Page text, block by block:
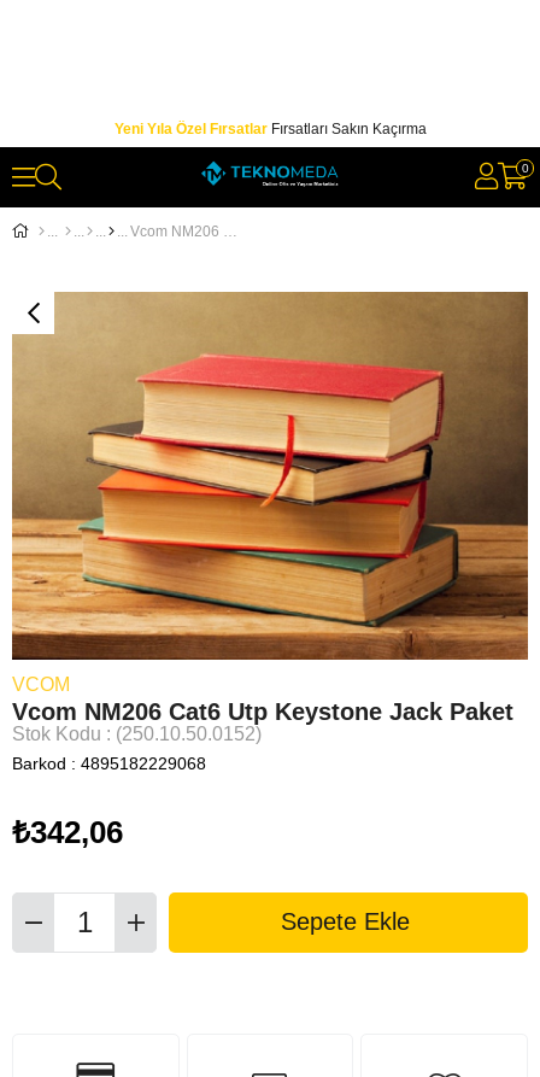
Yeni Yıla Özel FırsatlarFırsatları Sakın Kaçırma
0
Vcom NM206 Cat6 Utp Keystone Jack Paket
VCOM
Vcom NM206 Cat6 Utp Keystone Jack Paket
Stok Kodu (250.10.50.0152)
Barkod : 4895182229068
₺342,06